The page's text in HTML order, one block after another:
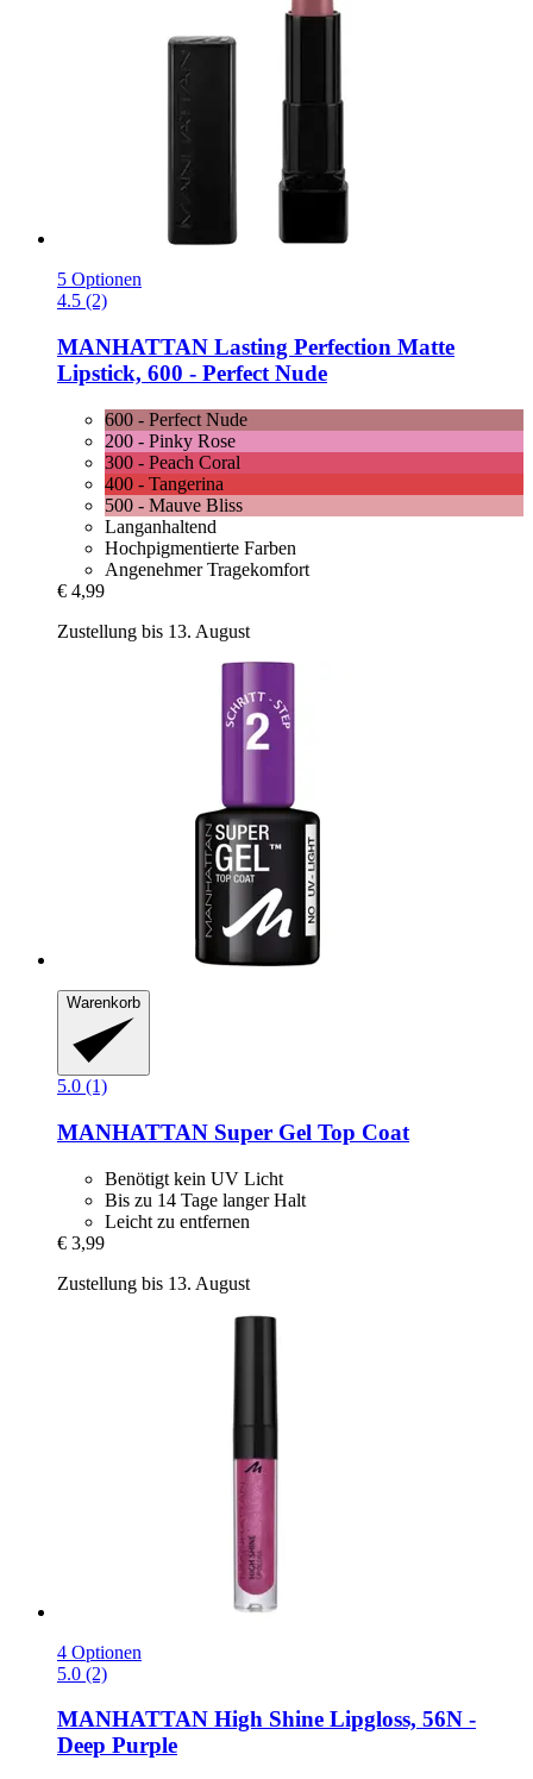
5 Optionen
4.5 (2)
MANHATTAN Lasting Perfection Matte
Lipstick, 600 -​ Perfect Nude
600 - Perfect Nude
200 - Pinky Rose
300 - Peach Coral
400 - Tangerina
500 - Mauve Bliss
Langanhaltend
Hochpigmentierte Farben
Angenehmer Tragekomfort
€ 4,99
Zustellung bis 13. August
Warenkorb
5.0 (1)
MANHATTAN Super Gel Top Coat
Benötigt kein UV Licht
Bis zu 14 Tage langer Halt
Leicht zu entfernen
€ 3,99
Zustellung bis 13. August
4 Optionen
5.0 (2)
MANHATTAN High Shine Lipgloss, 56N -​
Deep Purple